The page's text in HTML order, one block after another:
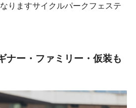
りますサイクルパークフェステ
ナー・ファミリー・仮装も